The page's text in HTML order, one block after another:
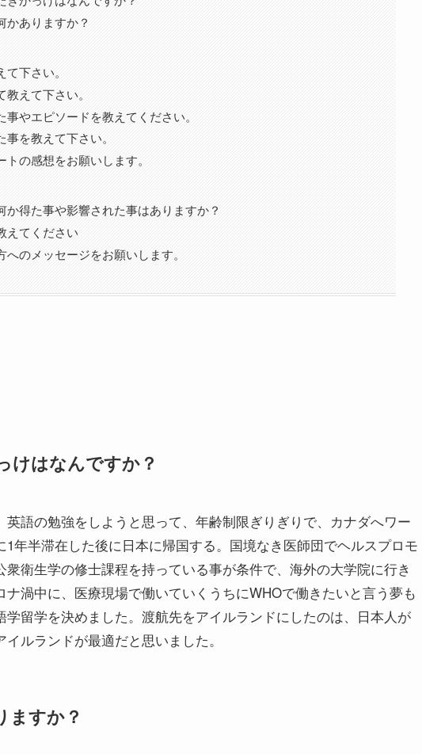
かありますか？
下さい。
えて下さい。
やエピソードを教えてください。
を教えて下さい。
の感想をお願いします。
か得た事や影響された事はありますか？
えてください
のメッセージをお願いします。
けはなんですか？
語の勉強をしようと思って、年齢制限ぎりぎりで、カナダへワー
年半滞在した後に日本に帰国する。国境なき医師団でヘルスプロモ
衛生学の修士課程を持っている事が条件で、海外の大学院に行き
渦中に、医療現場で働いていくうちにWHOで働きたいと言う夢も
留学を決めました。渡航先をアイルランドにしたのは、日本人が
ルランドが最適だと思いました。
ますか？